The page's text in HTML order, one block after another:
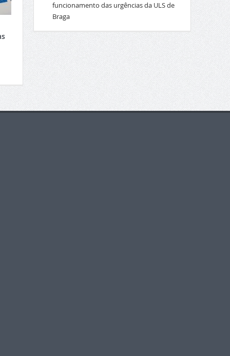
funcionamento das urgências da ULS de
Braga